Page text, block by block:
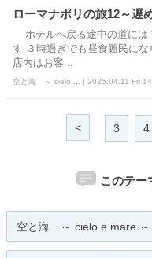
ローマナポリの旅12～遅
ホテルへ戻る途中の道には
す ３時過ぎでも昼食難民に
店内はお客...
空と海 ～ cielo ... | 2025.04.11 Fri
< 3 4
このテー
空と海 ～ cielo e mare ～